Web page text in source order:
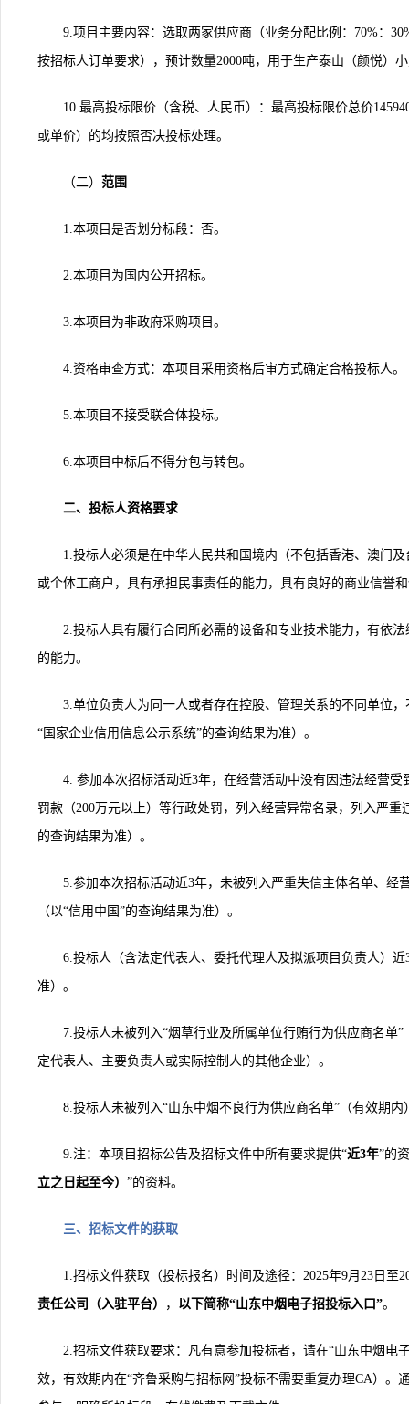
9.项目主要内容：选取两家供应商（业务分配比例：70%：
按招标人订单要求），预计数量2000吨，用于生产泰山（颜悦）
10.最高投标限价（含税、人民币）：最高投标限价总价
或单价）的均按照否决投标处理。
（二） 范围
1.本项目是否划分标段：否。
2.本项目为国内公开招标。
3.本项目为非政府采购项目。
4.资格审查方式：本项目采用资格后审方式确定合格投标人。
5.本项目不接受联合体投标。
6.本项目中标后不得分包与转包。
二、投标人资格要求
1.投标人必须是在中华人民共和国境内（不包括香港、澳门
或个体工商户，具有承担民事责任的能力，具有良好的商业信誉
2.投标人具有履行合同所必需的设备和专业技术能力，有依
的能力。
3.单位负责人为同一人或者存在控股、管理关系的不同单位
“国家企业信用信息公示系统”的查询结果为准）。
4. 参加本次招标活动近3年，在经营活动中没有因违法经营
罚款（200万元以上）等行政处罚，列入经营异常名录，列入严
的查询结果为准）。
5.参加本次招标活动近3年，未被列入严重失信主体名单、
（以“信用中国”的查询结果为准）。
6.投标人（含法定代表人、委托代理人及拟派项目负责人）
准）。
7.投标人未被列入“烟草行业及所属单位行贿行为供应商名单
定代表人、主要负责人或实际控制人的其他企业）。
8.投标人未被列入“山东中烟不良行为供应商名单”（有效期内
9.注： 本项目招标公告及招标文件中所有要求提供“近3年”的
立之日起至今） ”的资料。
三、招标文件的获取
1.招标文件获取（投标报名）时间及途径： 2025年9月 23 日至
责任公司（入驻平台） ， 以下简称“山东中烟电子招投标入口”。
2.招标文件获取要求：凡有意参加投标者，请在“山东中烟电
效，有效期内在“齐鲁采购与招标网”投标不需要重复办理CA）